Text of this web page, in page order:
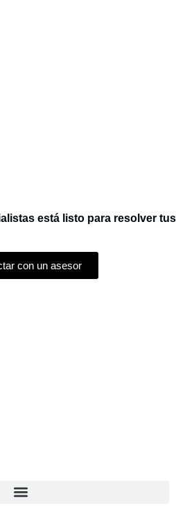
está listo para resolver tus
con un asesor